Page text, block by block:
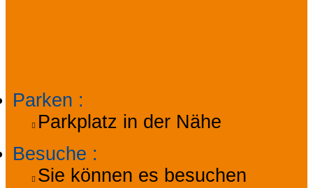
Parken :
Parkplatz in der Nähe
Besuche :
Sie können es besuchen